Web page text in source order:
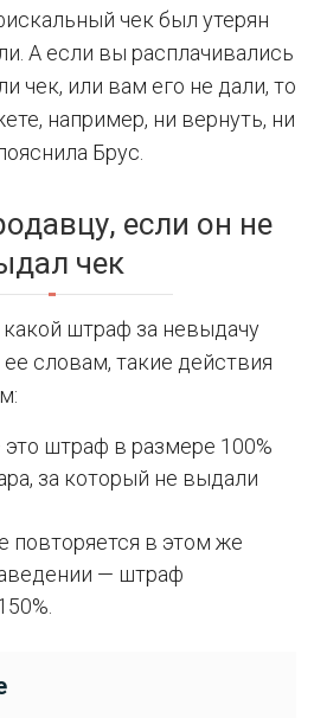
чек был утерян
А если вы расплачивались
чек, или вам его не дали, то
например, ни вернуть, ни
Брус.
если он не
чек
штраф за невыдачу
словам, такие действия
штраф в размере 100%
за который не выдали
повторяется в этом же
— штраф